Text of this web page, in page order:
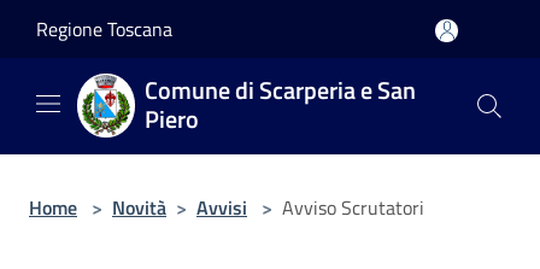
Regione Toscana
Comune di Scarperia e San
Piero
Home > Novità > Avvisi > Avviso Scrutatori